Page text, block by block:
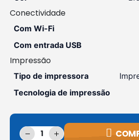
Conectividade
Com Wi-Fi
Com entrada USB
Impressão
Tipo de impressora
Tecnologia de impressão